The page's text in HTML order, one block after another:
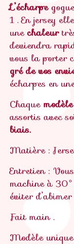
L’écharpe
1 . En jersey
une chaleur
deviendra
vous la porter
gré de vos
écharpes en
Chaque
assortis avec
biais.
Matière :
Entretien :
machine à
éviter
Fait main .
Modèle